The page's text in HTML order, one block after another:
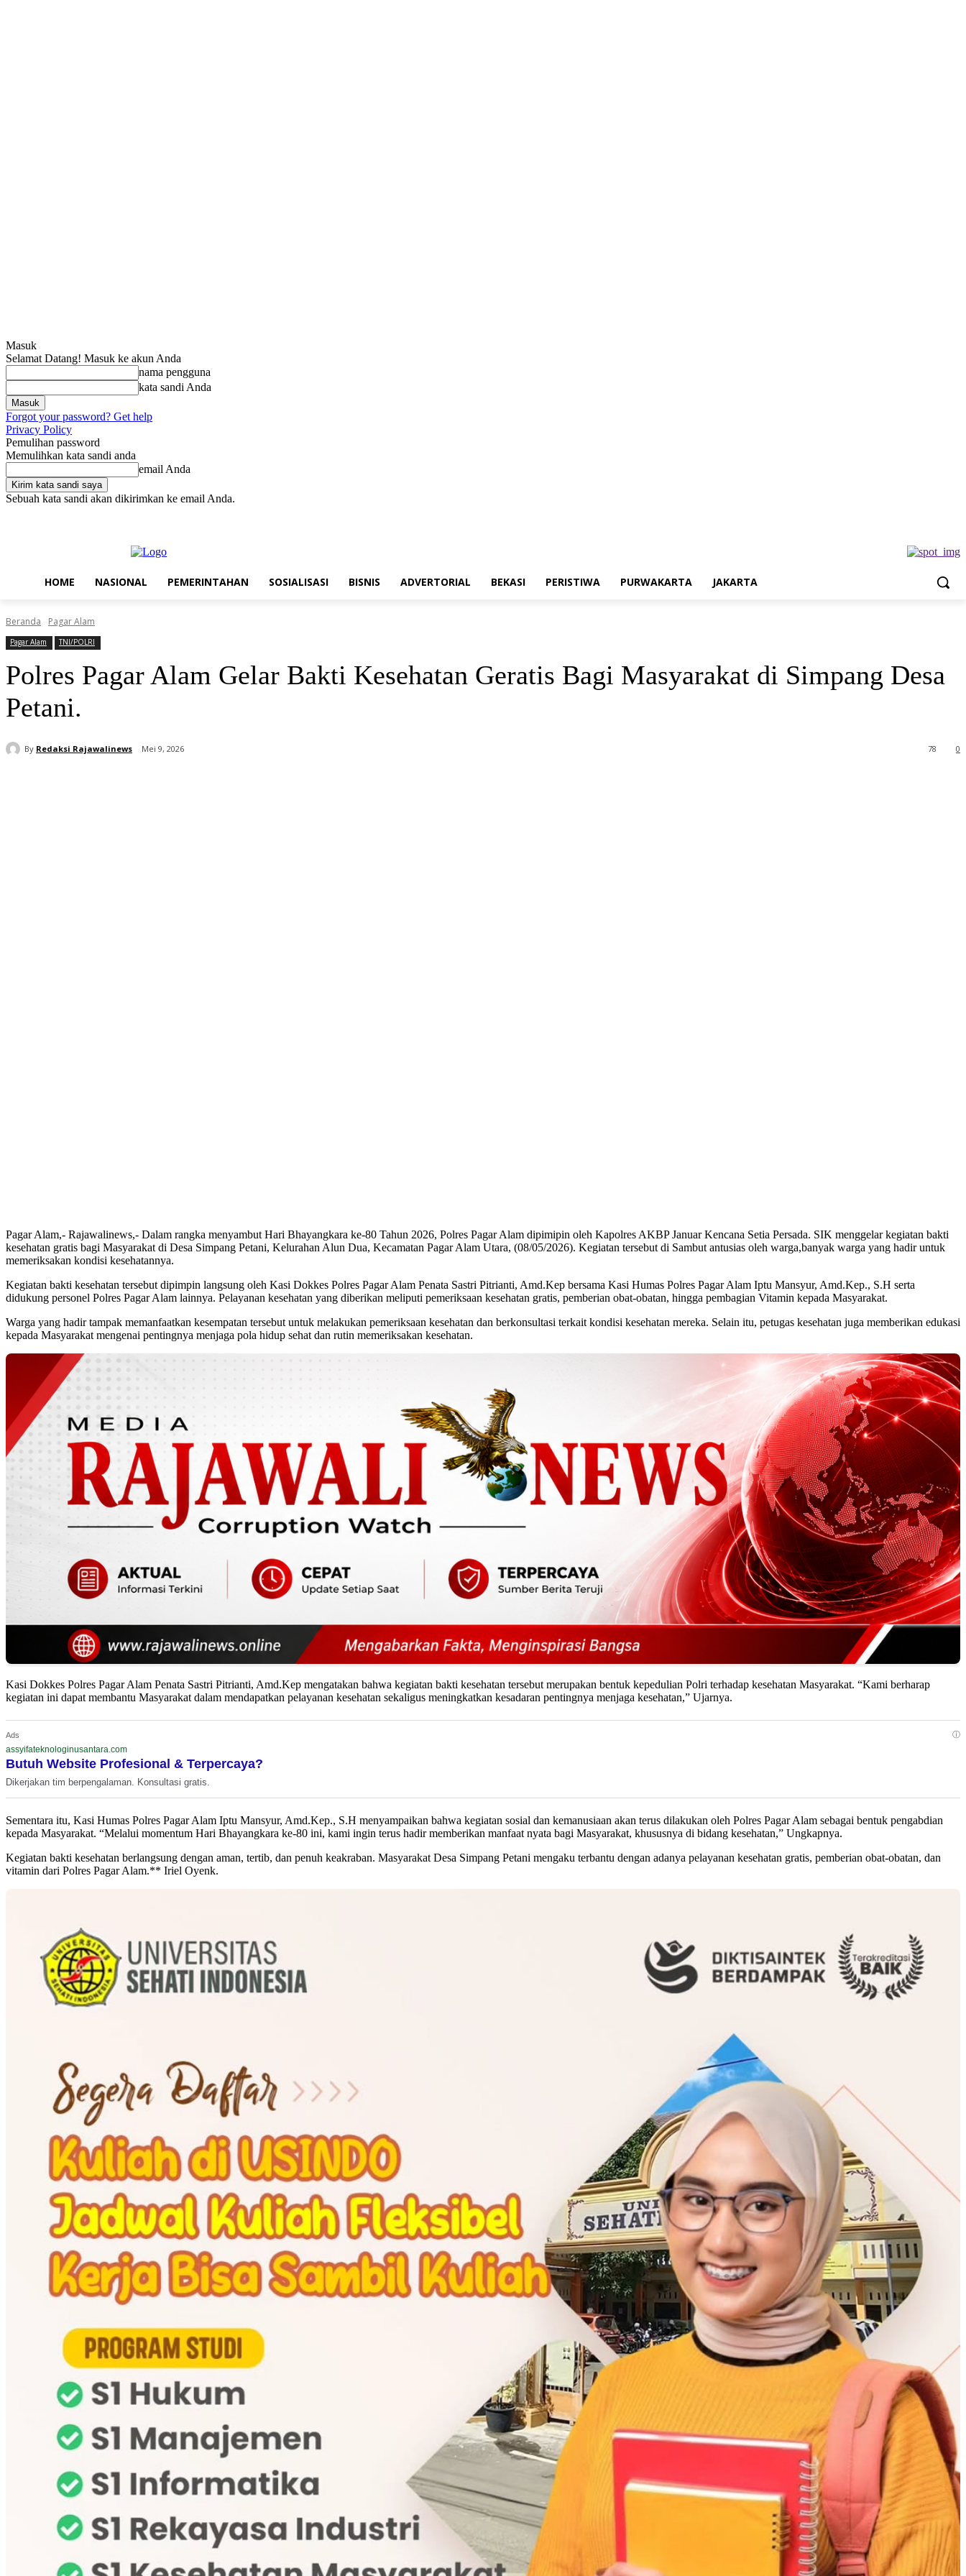
Masuk
Selamat Datang! Masuk ke akun Anda
nama pengguna
kata sandi Anda
Forgot your password? Get help
Privacy Policy
Pemulihan password
Memulihkan kata sandi anda
email Anda
Sebuah kata sandi akan dikirimkan ke email Anda.
HOME NASIONAL PEMERINTAHAN SOSIALISASI BISNIS ADVERTORIAL BEKASI PERISTIWA PURWAKARTA JAKARTA
Beranda Pagar Alam
Pagar Alam TNI/POLRI
Polres Pagar Alam Gelar Bakti Kesehatan Geratis Bagi Masyarakat di Simpang Desa
Petani.
By Redaksi Rajawalinews Mei 9, 2026 0
78
Pagar Alam,- Rajawalinews,- Dalam rangka menyambut Hari Bhayangkara ke-80 Tahun 2026, Polres Pagar Alam dipimipin oleh Kapolres AKBP Januar Kencana Setia Persada. SIK menggelar kegiatan bakti
kesehatan gratis bagi Masyarakat di Desa Simpang Petani, Kelurahan Alun Dua, Kecamatan Pagar Alam Utara, (08/05/2026). Kegiatan tersebut di Sambut antusias oleh warga,banyak warga yang hadir untuk
memeriksakan kondisi kesehatannya.
Kegiatan bakti kesehatan tersebut dipimpin langsung oleh Kasi Dokkes Polres Pagar Alam Penata Sastri Pitrianti, Amd.Kep bersama Kasi Humas Polres Pagar Alam Iptu Mansyur, Amd.Kep., S.H serta
didukung personel Polres Pagar Alam lainnya. Pelayanan kesehatan yang diberikan meliputi pemeriksaan kesehatan gratis, pemberian obat-obatan, hingga pembagian Vitamin kepada Masyarakat.
Warga yang hadir tampak memanfaatkan kesempatan tersebut untuk melakukan pemeriksaan kesehatan dan berkonsultasi terkait kondisi kesehatan mereka. Selain itu, petugas kesehatan juga memberikan edukasi
kepada Masyarakat mengenai pentingnya menjaga pola hidup sehat dan rutin memeriksakan kesehatan.
Kasi Dokkes Polres Pagar Alam Penata Sastri Pitrianti, Amd.Kep mengatakan bahwa kegiatan bakti kesehatan tersebut merupakan bentuk kepedulian Polri terhadap kesehatan Masyarakat. “Kami berharap
kegiatan ini dapat membantu Masyarakat dalam mendapatkan pelayanan kesehatan sekaligus meningkatkan kesadaran pentingnya menjaga kesehatan,” Ujarnya.
Ads ⓘ
assyifateknologinusantara.com
Butuh Website Profesional & Terpercaya?
Dikerjakan tim berpengalaman. Konsultasi gratis.
Sementara itu, Kasi Humas Polres Pagar Alam Iptu Mansyur, Amd.Kep., S.H menyampaikan bahwa kegiatan sosial dan kemanusiaan akan terus dilakukan oleh Polres Pagar Alam sebagai bentuk pengabdian
kepada Masyarakat. “Melalui momentum Hari Bhayangkara ke-80 ini, kami ingin terus hadir memberikan manfaat nyata bagi Masyarakat, khususnya di bidang kesehatan,” Ungkapnya.
Kegiatan bakti kesehatan berlangsung dengan aman, tertib, dan penuh keakraban. Masyarakat Desa Simpang Petani mengaku terbantu dengan adanya pelayanan kesehatan gratis, pemberian obat-obatan, dan
vitamin dari Polres Pagar Alam.** Iriel Oyenk.